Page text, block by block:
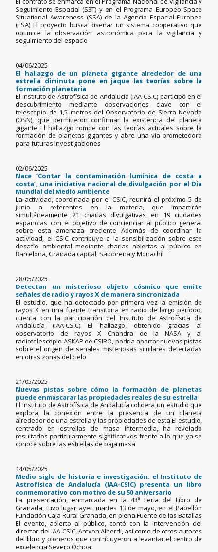
Seguimiento Espacial (S3T) y en el Programa Europeo Space
Situational Awareness (SSA) de la Agencia Espacial Europea
(ESA) El proyecto busca diseñar un sistema cooperativo que
optimice la observación astronómica para la vigilancia y
seguimiento del espacio
04/06/2025
El hallazgo de un planeta gigante alrededor de una
estrella diminuta pone en jaque las teorías sobre la
formación planetaria
El Instituto de Astrofísica de Andalucía (IAA-CSIC) participó en el
descubrimiento mediante observaciones clave con el
telescopio de 1,5 metros del Observatorio de Sierra Nevada
(OSN), que permitieron confirmar la existencia del planeta
gigante El hallazgo rompe con las teorías actuales sobre la
formación de planetas gigantes y abre una vía prometedora
para futuras investigaciones
02/06/2025
Nace ‘Contar la contaminación lumínica de costa a
costa’, una iniciativa nacional de divulgación por el Día
Mundial del Medio Ambiente
La actividad, coordinada por el CSIC, reunirá el próximo 5 de
junio a referentes en la materia, que impartirán
simultáneamente 21 charlas divulgativas en 19 ciudades
españolas con el objetivo de concienciar al público general
sobre esta amenaza creciente Además de coordinar la
actividad, el CSIC contribuye a la sensibilización sobre este
desafío ambiental mediante charlas abiertas al público en
Barcelona, Granada capital, Salobreña y Monachil
28/05/2025
Detectan un misterioso objeto cósmico que emite
señales de radio y rayos X de manera sincronizada
El estudio, que ha detectado por primera vez la emisión de
rayos X en una fuente transitoria en radio de largo período,
cuenta con la participación del Instituto de Astrofísica de
Andalucía (IAA-CSIC) El hallazgo, obtenido gracias al
observatorio de rayos X Chandra de la NASA y al
radiotelescopio ASKAP de CSIRO, podría aportar nuevas pistas
sobre el origen de señales misteriosas similares detectadas
en otras zonas del cielo
21/05/2025
Nuevas pistas sobre cómo la formación de planetas
puede enmascarar las propiedades reales de su estrella
El Instituto de Astrofísica de Andalucía colidera un estudio que
explora la conexión entre la presencia de un planeta
alrededor de una estrella y las propiedades de esta El estudio,
centrado en estrellas de masa intermedia, ha revelado
resultados particularmente significativos frente a lo que ya se
conoce sobre las estrellas de baja masa
14/05/2025
Medio siglo de historia e investigación: el Instituto de
Astrofísica de Andalucía (IAA-CSIC) presenta un libro
conmemorativo con motivo de su 50 aniversario
La presentación, enmarcada en la 43ª Feria del Libro de
Granada, tuvo lugar ayer, martes 13 de mayo, en el Pabellón
Fundación Caja Rural Granada, en plena Fuente de las Batallas
El evento, abierto al público, contó con la intervención del
director del IAA-CSIC, Antxon Alberdi, así como de otros autores
del libro y pioneros que contribuyeron a levantar el centro de
excelencia Severo Ochoa